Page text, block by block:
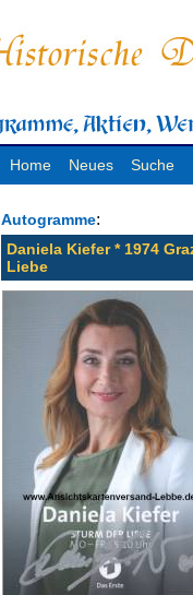
Home Neues Suche
Autogramme:
Daniela Kiefer * 1974
Liebe